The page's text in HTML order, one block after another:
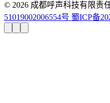
© 2026 成都呼声科技有限责
51019002006554号 蜀ICP备